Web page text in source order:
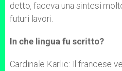
detto, faceva una sintesi
futuri lavori.
In che lingua fu scritto?
Cardinale Karlic: Il francese